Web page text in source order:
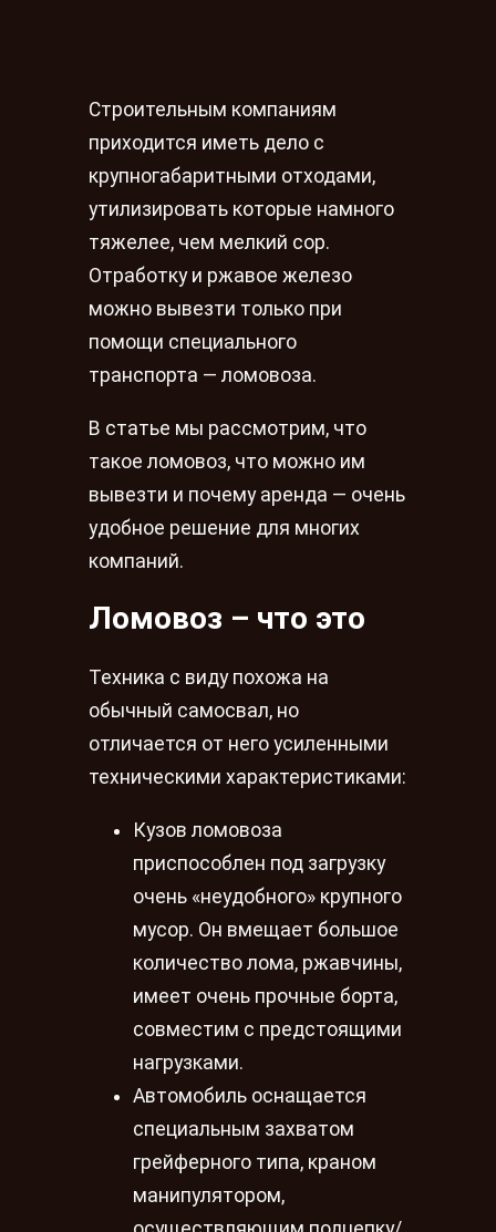
Строительным компаниям
приходится иметь дело с
крупногабаритными отходами,
утилизировать которые намного
тяжелее, чем мелкий сор.
Отработку и ржавое железо
можно вывезти только при
помощи специального
транспорта — ломовоза.
В статье мы рассмотрим, что
такое ломовоз, что можно им
вывезти и почему аренда — очень
удобное решение для многих
компаний.
Ломовоз – что это
Техника с виду похожа на
обычный самосвал, но
отличается от него усиленными
техническими характеристиками:
Кузов ломовоза
приспособлен под загрузку
очень «неудобного» крупного
мусор. Он вмещает большое
количество лома, ржавчины,
имеет очень прочные борта,
совместим с предстоящими
нагрузками.
Автомобиль оснащается
специальным захватом
грейферного типа, краном
манипулятором,